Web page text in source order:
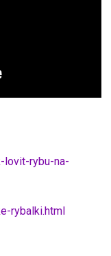
lovit-rybu-na-
rybalki.html